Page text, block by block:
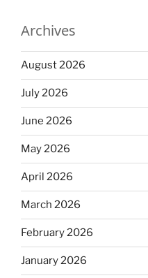
Archives
August 2026
July 2026
June 2026
May 2026
April 2026
March 2026
February 2026
January 2026